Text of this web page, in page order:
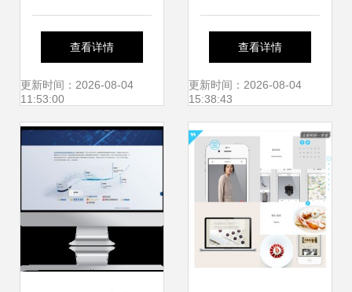
网页设计模板（编
号17334920，宽
14像素，来源于千
图网） 从资源到实
践的全知道
查看详情
更新时间：2026-08-04
11:53:00
网页设计 提升用户
体验的关键策略
查看详情
更新时间：2026-08-04
15:38:43